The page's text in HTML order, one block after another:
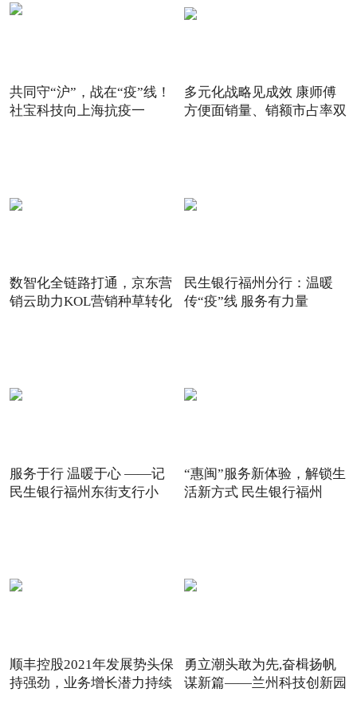
共同守“沪”，战在“疫”线！
社宝科技向上海抗疫一
多元化战略见成效 康师傅
方便面销量、销额市占率双
数智化全链路打通，京东营
销云助力KOL营销种草转化
民生银行福州分行：温暖
传“疫”线 服务有力量
服务于行 温暖于心 ——记
民生银行福州东街支行小
“惠闽”服务新体验，解锁生
活新方式 民生银行福州
顺丰控股2021年发展势头保
持强劲，业务增长潜力持续
勇立潮头敢为先,奋楫扬帆
谋新篇——兰州科技创新园